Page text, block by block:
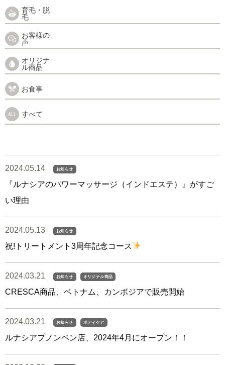
育毛・脱
毛
お客様の
声
オリジナ
ル商品
お食事
すべて
2024.05.14 お知らせ
『ルナシアのパワーマッサージ（インドエステ）』がすご
い理由
2024.05.13 お知らせ
祝!トリートメント3周年記念コース
2024.03.21 お知らせ オリジナル商品
CRESCA商品、ベトナム、カンボジアで販売開始
2024.03.21 お知らせ ボディケア
ルナシアプノンペン店、2024年4月にオープン！！